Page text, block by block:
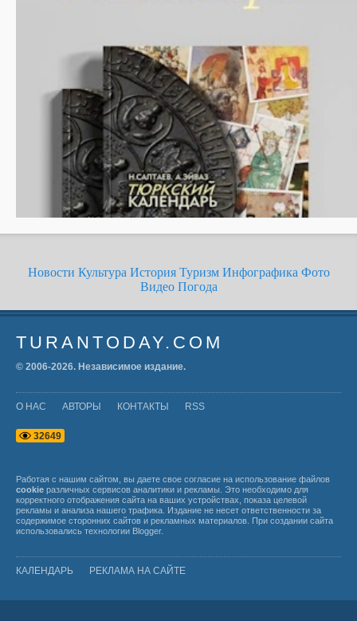
Новости Культура История Туризм Инфографика Фото
Видео Погода
TURANTODAY.COM
© 2006-2026. Независимое издание.
О НАС АВТОРЫ КОНТАКТЫ RSS
32649
Работая с нашим сайтом, вы даете свое согласие на использование файлов
cookie различных сервисов аналитики и рекламы. Это необходимо для
корректного отображения сайта на ваших устройствах, показа целевой
рекламы и анализа нашего трафика. Издание не несет ответственности за
содержимое сторонних сайтов и рекламных материалов. При создании сайта
использовались технологии Blogger.
КАЛЕНДАРЬ РЕКЛАМА НА САЙТЕ